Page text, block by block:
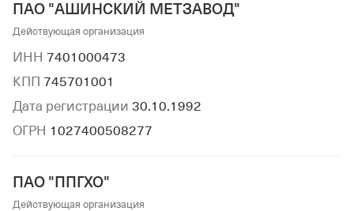
ПАО "АШИНСКИЙ МЕТЗАВОД"
Действующая организация
ИНН 7401000473
КПП 745701001
Дата регистрации 30.10.1992
ОГРН 1027400508277
ПАО "ППГХО"
Действующая организация